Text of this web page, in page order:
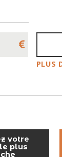
PLUS
votre
plus